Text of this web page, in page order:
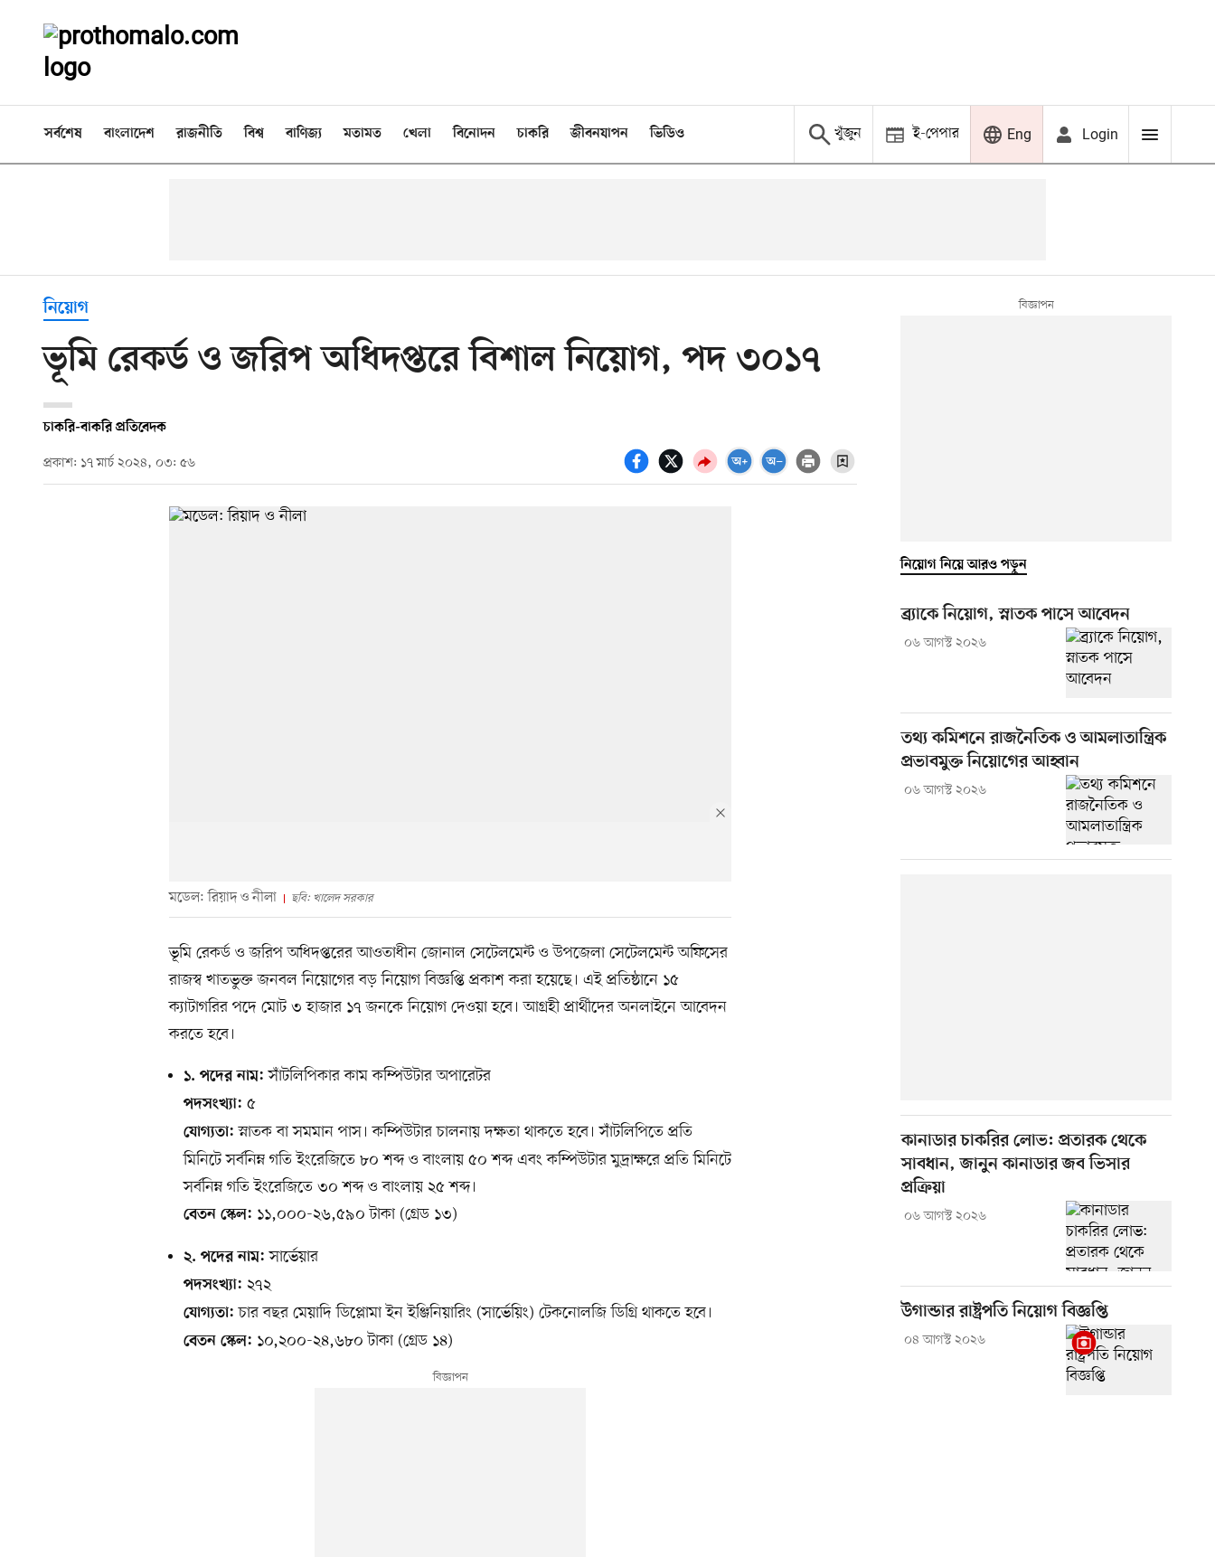
সর্বশেষ বাংলাদেশ রাজনীতি বিশ্ব বাণিজ্য মতামত খেলা বিনোদন চাকরি জীবনযাপন ভিডিও খুঁজুন ই-পেপার Eng Login
নিয়োগ
ভূমি রেকর্ড ও জরিপ অধিদপ্তরে বিশাল নিয়োগ, পদ ৩০১৭
চাকরি-বাকরি প্রতিবেদক
প্রকাশ: ১৭ মার্চ ২০২৪, ০৩: ৫৬
মডেল: রিয়াদ ও নীলা ছবি: খালেদ সরকার
ভূমি রেকর্ড ও জরিপ অধিদপ্তরের আওতাধীন জোনাল সেটেলমেন্ট ও উপজেলা সেটেলমেন্ট অফিসের
রাজস্ব খাতভুক্ত জনবল নিয়োগের বড় নিয়োগ বিজ্ঞপ্তি প্রকাশ করা হয়েছে। এই প্রতিষ্ঠানে ১৫
ক্যাটাগরির পদে মোট ৩ হাজার ১৭ জনকে নিয়োগ দেওয়া হবে। আগ্রহী প্রার্থীদের অনলাইনে আবেদন
করতে হবে।
১. পদের নাম: সাঁটলিপিকার কাম কম্পিউটার অপারেটর
পদসংখ্যা: ৫
যোগ্যতা: স্নাতক বা সমমান পাস। কম্পিউটার চালনায় দক্ষতা থাকতে হবে। সাঁটলিপিতে প্রতি
মিনিটে সর্বনিম্ন গতি ইংরেজিতে ৮০ শব্দ ও বাংলায় ৫০ শব্দ এবং কম্পিউটার মুদ্রাক্ষরে প্রতি মিনিটে
সর্বনিম্ন গতি ইংরেজিতে ৩০ শব্দ ও বাংলায় ২৫ শব্দ।
বেতন স্কেল: ১১,০০০-২৬,৫৯০ টাকা (গ্রেড ১৩)
২. পদের নাম: সার্ভেয়ার
পদসংখ্যা: ২৭২
যোগ্যতা: চার বছর মেয়াদি ডিপ্লোমা ইন ইঞ্জিনিয়ারিং (সার্ভেয়িং) টেকনোলজি ডিগ্রি থাকতে হবে।
বেতন স্কেল: ১০,২০০-২৪,৬৮০ টাকা (গ্রেড ১৪)
নিয়োগ নিয়ে আরও পড়ুন
ব্র্যাকে নিয়োগ, স্নাতক পাসে আবেদন
০৬ আগস্ট ২০২৬
তথ্য কমিশনে রাজনৈতিক ও আমলাতান্ত্রিক
প্রভাবমুক্ত নিয়োগের আহ্বান
০৬ আগস্ট ২০২৬
কানাডার চাকরির লোভ: প্রতারক থেকে
সাবধান, জানুন কানাডার জব ভিসার
প্রক্রিয়া
০৬ আগস্ট ২০২৬
উগান্ডার রাষ্ট্রপতি নিয়োগ বিজ্ঞপ্তি
০৪ আগস্ট ২০২৬